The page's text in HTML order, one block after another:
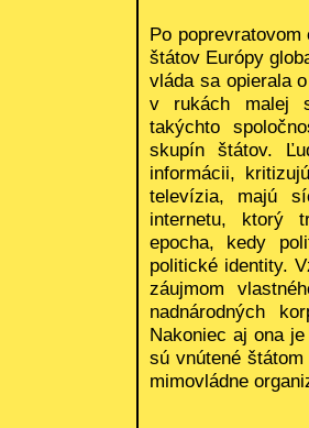
Po
štátov Európy
vláda sa opierala
v rukách malej
takýchto
skupín štátov.
informácii,
televízia, majú
internetu, ktorý
epocha, kedy
politické identity.
záujmom
nadnárodných
Nakoniec aj ona
sú vnútené
mimovládne